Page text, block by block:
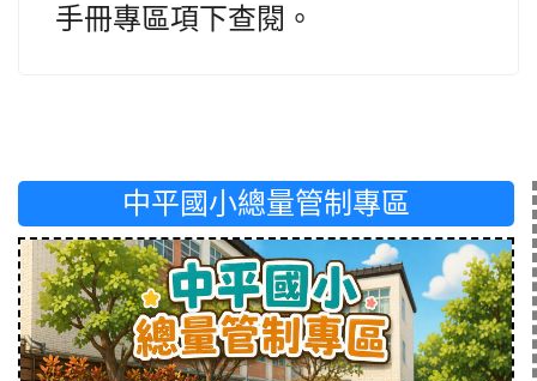
手冊專區項下查閱。
中平國小總量管制專區